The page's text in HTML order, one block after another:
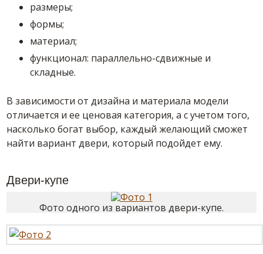
размеры;
формы;
материал;
функционал: параллельно-сдвижные и
складные.
В зависимости от дизайна и материала модели
отличается и ее ценовая категория, а с учетом того,
насколько богат выбор, каждый желающий сможет
найти вариант двери, который подойдет ему.
Двери-купе
Фото одного из вариантов двери-купе.